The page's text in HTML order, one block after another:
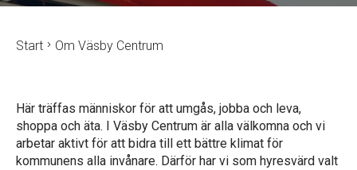
Start Om Väsby Centrum
Här träffas människor för att umgås, jobba och leva,
shoppa och äta. I Väsby Centrum är alla välkomna och vi
arbetar aktivt för att bidra till ett bättre klimat för
kommunens alla invånare. Därför har vi som hyresvärd valt